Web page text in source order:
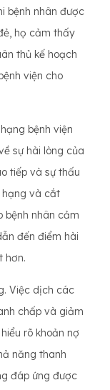
bệnh nhân được
họ cảm thấy
thủ kế hoạch
viện cho
bệnh viện
sự hài lòng của
tiếp và sự thấu
hạng và cắt
bệnh nhân cảm
đến điểm hài
hơn.
Việc dịch các
chấp và giảm
rõ khoản nợ
năng thanh
đáp ứng được